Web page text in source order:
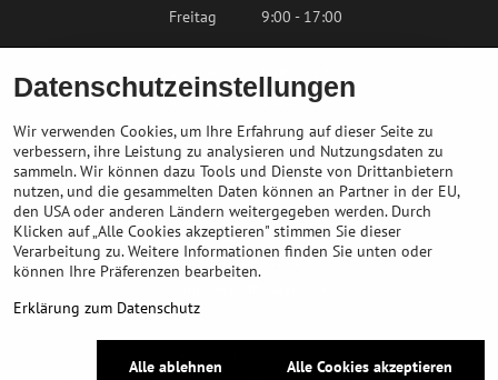
Freitag
9:00 - 17:00
Samstag
9:00 - 12:00
Sonntag
Geschlossen
Kontaktieren Sie uns
info@bikepeak.at
+436764858804
©
Urheberrecht
Datenschutzeinstellungen
Wir verwenden Cookies, um Ihre Erfahrung auf dieser Seite zu
verbessern, ihre Leistung zu analysieren und Nutzungsdaten zu
sammeln. Wir können dazu Tools und Dienste von Drittanbietern
nutzen, und die gesammelten Daten können an Partner in der EU,
den USA oder anderen Ländern weitergegeben werden. Durch
Klicken auf „Alle Cookies akzeptieren" stimmen Sie dieser
Verarbeitung zu. Weitere Informationen finden Sie unten oder
können Ihre Präferenzen bearbeiten.
Erklärung zum Datenschutz
Alle Cookies akzeptieren
Alle ablehnen